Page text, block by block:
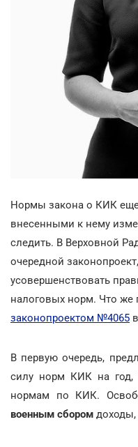
Нормы закона о КИК еще
внесенными к нему
следить. В Верховной
очередной
усовершенствовать
налоговых норм. Что же
законопроектом №4065
В первую очередь,
силу норм КИК на год,
нормам по КИК.
военным сбором